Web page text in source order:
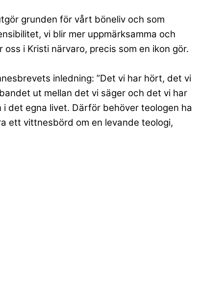
grunden för vårt böneliv och som
vi blir mer uppmärksamma och
i Kristi närvaro, precis som en ikon gör.
inledning: ”Det vi har hört, det vi
ut mellan det vi säger och det vi har
det egna livet. Därför behöver teologen ha
ett vittnesbörd om en levande teologi,